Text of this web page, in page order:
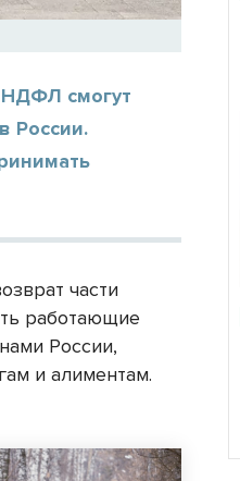
НДФЛ смогут
России.
части
работающие
России,
и алиментам.